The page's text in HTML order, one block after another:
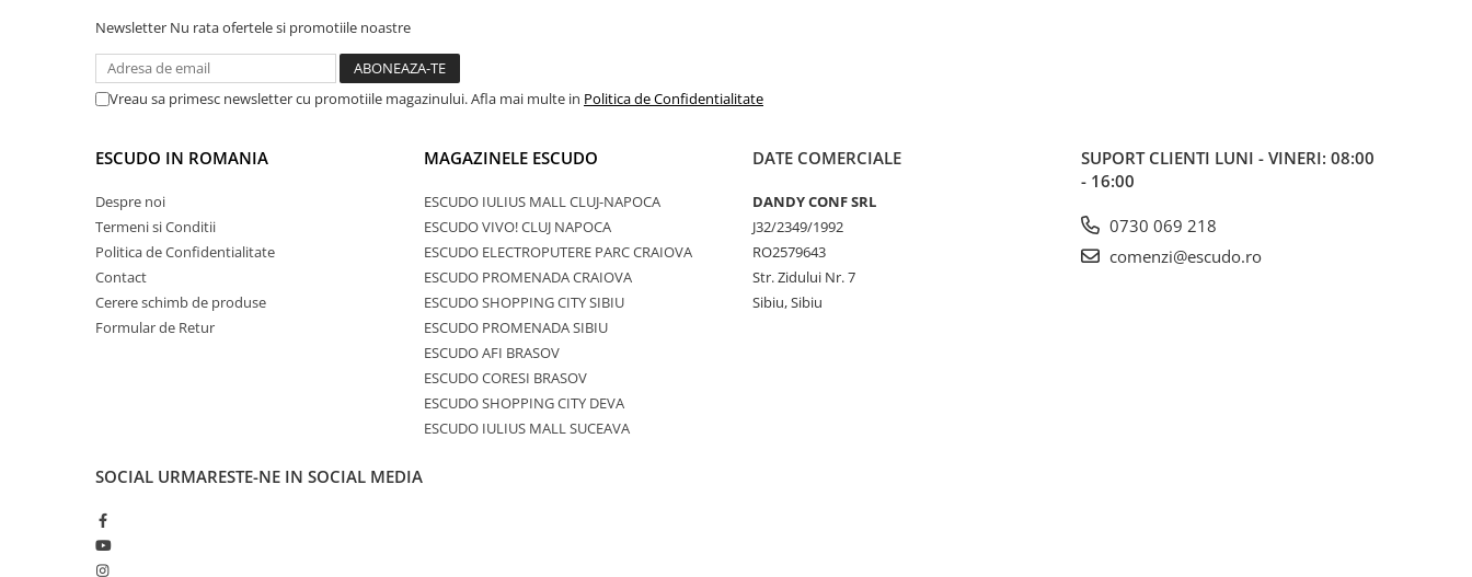
Newsletter Nu rata ofertele si promotiile noastre
Vreau sa primesc newsletter cu promotiile magazinului. Afla mai multe in Politica de Confidentialitate
ESCUDO IN ROMANIA
Despre noi
Termeni si Conditii
Politica de Confidentialitate
Contact
Cerere schimb de produse
Formular de Retur
MAGAZINELE ESCUDO
ESCUDO IULIUS MALL CLUJ-NAPOCA
ESCUDO VIVO! CLUJ NAPOCA
ESCUDO ELECTROPUTERE PARC CRAIOVA
ESCUDO PROMENADA CRAIOVA
ESCUDO SHOPPING CITY SIBIU
ESCUDO PROMENADA SIBIU
ESCUDO AFI BRASOV
ESCUDO CORESI BRASOV
ESCUDO SHOPPING CITY DEVA
ESCUDO IULIUS MALL SUCEAVA
DATE COMERCIALE
DANDY CONF SRL
J32/2349/1992
RO2579643
Str. Zidului Nr. 7
Sibiu, Sibiu
SUPORT CLIENTI LUNI - VINERI: 08:00
- 16:00
0730 069 218
comenzi@escudo.ro
SOCIAL URMARESTE-NE IN SOCIAL MEDIA